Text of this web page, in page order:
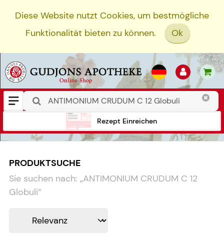
Diese Website nutzt Cookies, um bestmögliche
Funktionalität bieten zu können.
Ok
Rezept Einreichen
PRODUKTSUCHE
Sie suchen nach: „ANTIMONIUM CRUDUM C 12
Globuli“